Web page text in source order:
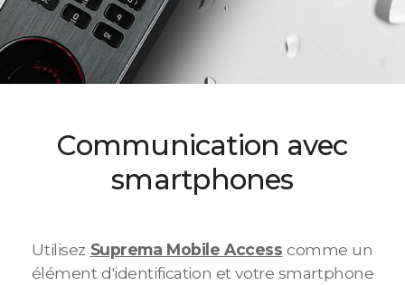
Communication avec
smartphones
Utilisez Suprema Mobile Access comme un
élément d'identification et votre smartphone